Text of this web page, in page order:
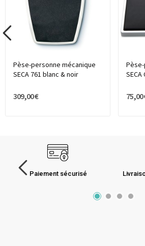
Pèse-personne mécanique
SECA 761 blanc & noir
309,00 €
SECA
75,00
Paiement sécurisé